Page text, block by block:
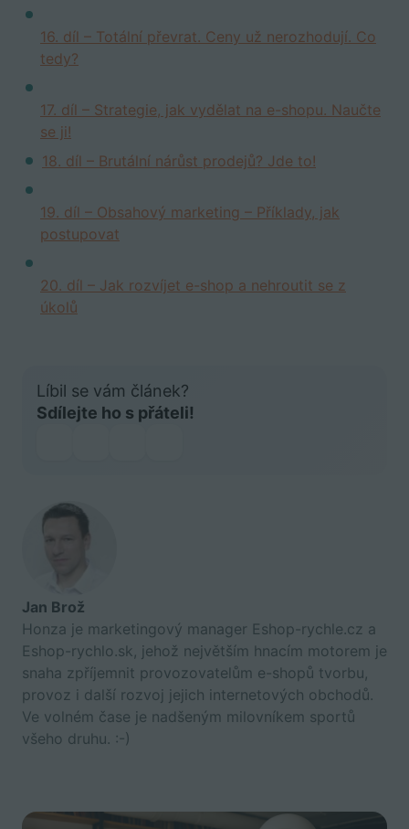
16. díl – Totální převrat. Ceny už nerozhodují. Co
tedy?
17. díl – Strategie, jak vydělat na e-shopu. Naučte
se ji!
18. díl – Brutální nárůst prodejů? Jde to!
19. díl – Obsahový marketing – Příklady, jak
postupovat
20. díl – Jak rozvíjet e-shop a nehroutit se z
úkolů
Líbil se vám článek?
Sdílejte ho s přáteli!
Jan Brož
Honza je marketingový manager Eshop-rychle.cz a
Eshop-rychlo.sk, jehož největším hnacím motorem je
snaha zpříjemnit provozovatelům e-shopů tvorbu,
provoz i další rozvoj jejich internetových obchodů.
Ve volném čase je nadšeným milovníkem sportů
všeho druhu. :-)